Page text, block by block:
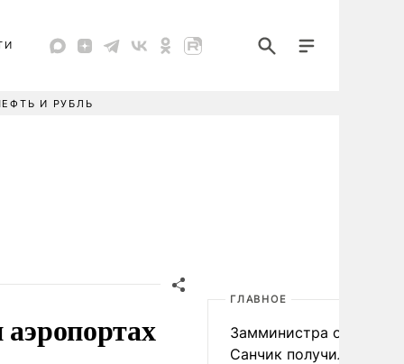
И РУБЛЬ
ГЛАВНОЕ
Замминистра обороны
Санчик получил звание